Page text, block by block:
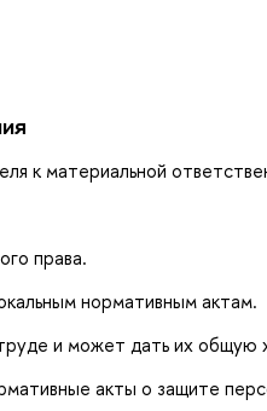
к материальной
права.
нормативным актам.
и может дать их общую
акты о защите